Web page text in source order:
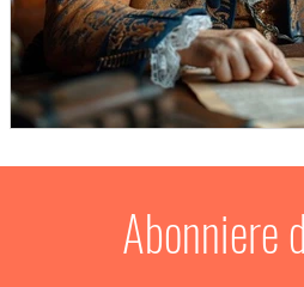
Systemanalyse
INNOV8!
Personalentwicklung
Abonniere